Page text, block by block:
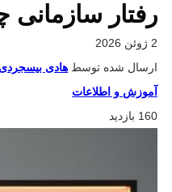
رفتار
2 ژوئن 2026
ارسال شده توسط هادی بیسجردی
آموزش و اطلاعات
160 بازدید